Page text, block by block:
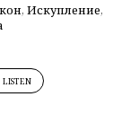
, Искупление,
LISTEN